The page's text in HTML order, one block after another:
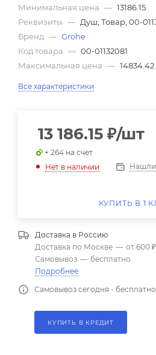
Минимальная цена — 13186.15
Реквизиты — Душ, Товар, 00-
Бренд — Grohe
Код товара — 00-01132081
Максимальная цена — 14834.42
Все характеристики
13 186.15 ₽/шт
+ 264 на счет
Нет в наличии
Нашли
КУПИТЬ В 1
Доставка в Россию
Доставка по Москве — от 600 ₽
Самовывоз — бесплатно
Подробнее
Самовывоз сегодня - бесплатно
КУПИТЬ В КРЕДИТ